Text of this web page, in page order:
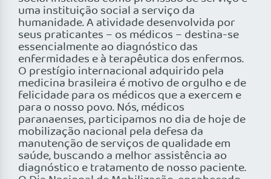
uma instituição social a serviço da
humanidade. A atividade desenvolvida por
seus praticantes – os médicos – destina-se
essencialmente ao diagnóstico das
enfermidades e à terapêutica dos enfermos.
O prestígio internacional adquirido pela
medicina brasileira é motivo de orgulho e de
felicidade para os médicos que a exercem e
para o nosso povo. Nós, médicos
paranaenses, participamos no dia de hoje de
mobilização nacional pela defesa da
manutenção de serviços de qualidade em
saúde, buscando a melhor assistência ao
diagnóstico e tratamento de nosso paciente.